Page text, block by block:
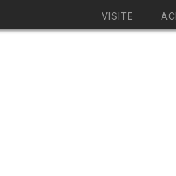
VISITE